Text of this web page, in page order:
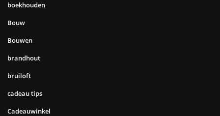
boekhouden
Bouw
Bouwen
brandhout
bruiloft
cadeau tips
Cadeauwinkel